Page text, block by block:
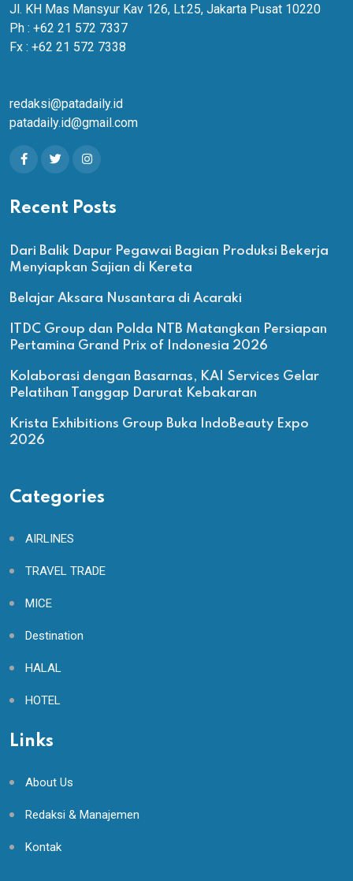
Jl. KH Mas Mansyur Kav 126, Lt.25, Jakarta Pusat 10220
Ph : +62 21 572 7337
Fx : +62 21 572 7338
redaksi@patadaily.id
patadaily.id@gmail.com
Recent Posts
Dari Balik Dapur Pegawai Bagian Produksi Bekerja
Menyiapkan Sajian di Kereta
Belajar Aksara Nusantara di Acaraki
ITDC Group dan Polda NTB Matangkan Persiapan
Pertamina Grand Prix of Indonesia 2026
Kolaborasi dengan Basarnas, KAI Services Gelar
Pelatihan Tanggap Darurat Kebakaran
Krista Exhibitions Group Buka IndoBeauty Expo
2026
Categories
AIRLINES
TRAVEL TRADE
MICE
Destination
HALAL
HOTEL
Links
About Us
Redaksi & Manajemen
Kontak